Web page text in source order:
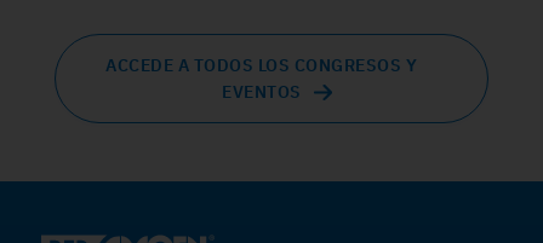
ACCEDE A TODOS LOS CONGRESOS Y
EVENTOS